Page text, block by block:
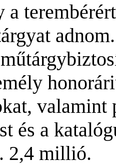
a
és a
2,4 millió.